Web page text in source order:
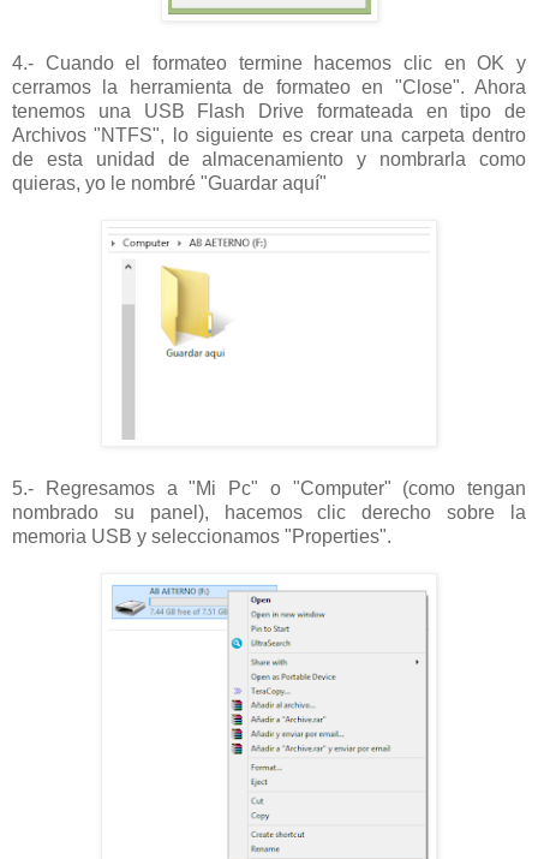
4.- Cuando el formateo termine hacemos clic en OK y
cerramos la herramienta de formateo en "Close". Ahora
tenemos una USB Flash Drive formateada en tipo de
Archivos "NTFS", lo siguiente es crear una carpeta dentro
de esta unidad de almacenamiento y nombrarla como
quieras, yo le nombré "Guardar aquí"
5.- Regresamos a "Mi Pc" o "Computer" (como tengan
nombrado su panel), hacemos clic derecho sobre la
memoria USB y seleccionamos "Properties".